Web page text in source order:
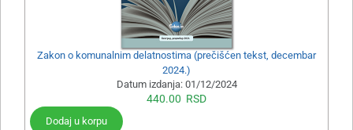
Zakon o komunalnim delatnostima (prečišćen tekst, decembar
2024.)
Datum izdanja: 01/12/2024
440.00 RSD
Dodaj u korpu